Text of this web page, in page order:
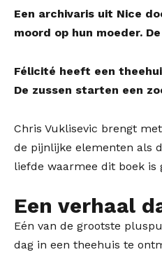
Een archivaris uit Nice
moord op hun moeder.
Félicité heeft een
De zussen starten een
Chris Vuklisevic brengt
de pijnlijke elementen als
liefde waarmee dit boek is
Een verhaal
Eén van de grootste
dag in een theehuis te